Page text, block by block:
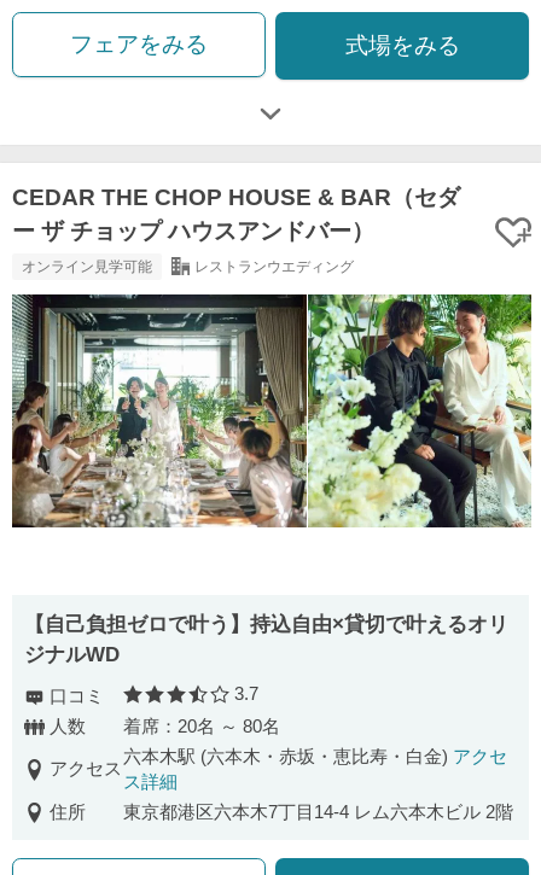
フェアをみる 式場をみる
CEDAR THE CHOP HOUSE & BAR（セダ
ー ザ チョップ ハウスアンドバー）
オンライン見学可能 レストランウエディング
【自己負担ゼロで叶う】持込自由×貸切で叶えるオリ
ジナルWD
口コミ 口コミ評価
3.7
人数
着席：20名 ～ 80名
アクセス
六本木駅 (六本木・赤坂・恵比寿・白金) アクセ
ス詳細
住所
東京都港区六本木7丁目14-4 レム六本木ビル 2階